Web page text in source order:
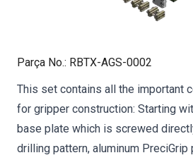
Parça No.: RBTX-AGS-0002
This set contains all the important
for gripper construction: Starting
base plate which is screwed
drilling pattern, aluminum